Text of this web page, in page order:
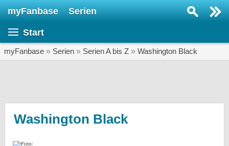
myFanbase Serien
Start
myFanbase » Serien » Serien A bis Z » Washington Black
Washington Black
SERIEN